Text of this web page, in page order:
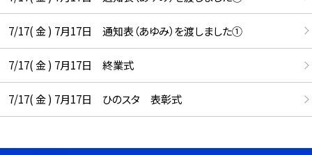
7/17( 金 ) 7月17日 通知表（あゆみ）を渡しました①
7/17( 金 ) 7月17日 終業式
7/17( 金 ) 7月17日 ひのスタ 表彰式